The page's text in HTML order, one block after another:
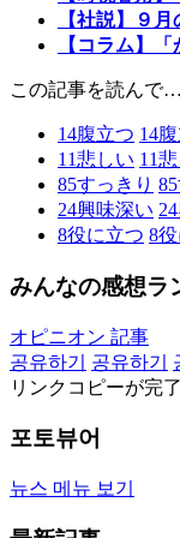
【社説】９
【コラム】
この記事を読んで…
14腹立つ 14
11悲しい 11
85すっきり 85
24興味深い 24
8役に立つ 8
みんなの感想ラ
オピニオン 記事
공유하기
공유하기
リンクコピーが完
포토뷰어
뉴스 메뉴 보기